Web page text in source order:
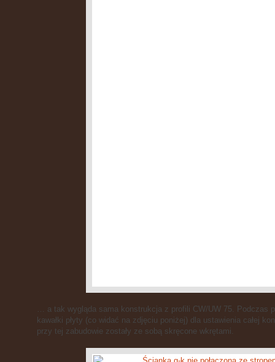
… a tak wygląda sama konstrukcja z profili CW/UW 75. Podczas
kawałki płyty (co widać na zdjęciu poniżej) dla ustawienia całej
przy tej zabudowie zostały ze sobą skręcone wkrętami.